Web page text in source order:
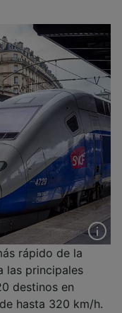
rápido de la
las principales
destinos en
hasta 320 km/h.